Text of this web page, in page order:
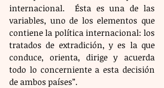
internacional.  Ésta es una de las
variables, uno de los elementos que
contiene la política internacional: los
tratados de extradición, y es la que
conduce, orienta, dirige y acuerda
todo lo concerniente a esta decisión
de ambos países”.